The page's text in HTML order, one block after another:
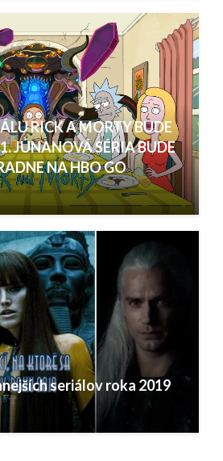
RICK A MORTY BUDE
JÚNANOVÁ SÉRIA BUDE
NA HBO GO
seriálov roka 2019